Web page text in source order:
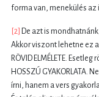
forma van, menekülés
[2] De azt is
Akkor viszont lehetne ez a
RÖVID ELMÉLETE.
HOSSZÚ GYAKORLATA.
írni, hanem a vers